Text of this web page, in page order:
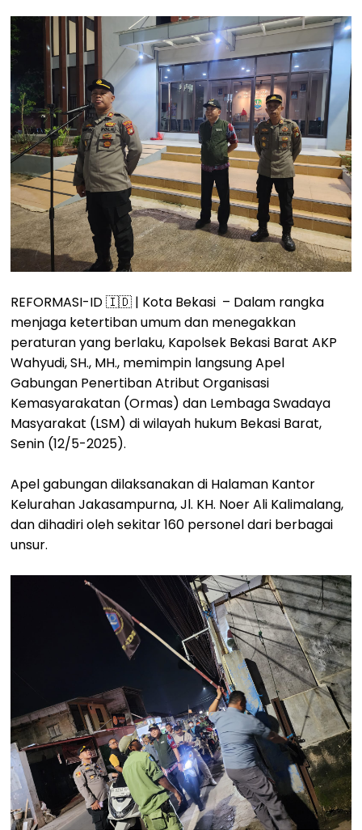
REFORMASI-ID 🇮🇩 | Kota Bekasi – Dalam rangka
menjaga ketertiban umum dan menegakkan
peraturan yang berlaku, Kapolsek Bekasi Barat AKP
Wahyudi, SH., MH., memimpin langsung Apel
Gabungan Penertiban Atribut Organisasi
Kemasyarakatan (Ormas) dan Lembaga Swadaya
Masyarakat (LSM) di wilayah hukum Bekasi Barat,
Senin (12/5-2025).
Apel gabungan dilaksanakan di Halaman Kantor
Kelurahan Jakasampurna, Jl. KH. Noer Ali Kalimalang,
dan dihadiri oleh sekitar 160 personel dari berbagai
unsur.